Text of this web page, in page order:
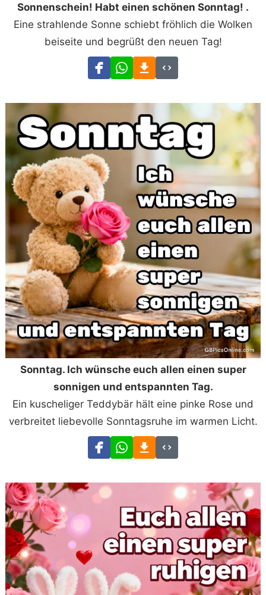
Sonnenschein! Habt einen schönen Sonntag! .
Eine strahlende Sonne schiebt fröhlich die Wolken
beiseite und begrüßt den neuen Tag!
Sonntag. Ich wünsche euch allen einen super
sonnigen und entspannten Tag.
Ein kuscheliger Teddybär hält eine pinke Rose und
verbreitet liebevolle Sonntagsruhe im warmen Licht.